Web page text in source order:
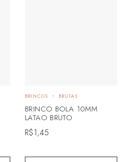
BRINCOS BRUTAS
BRINCO BOLA 10MM
LATAO BRUTO
R$1,45